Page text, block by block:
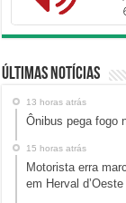
Últimas Notícias
13 horas atrás
Ônibus pega fogo
15 horas atrás
Motorista erra
em Herval d’Oeste